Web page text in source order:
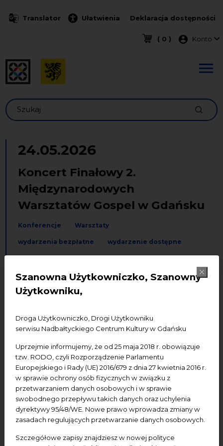
Szanowna Użytkowniczko, Szanowny
Użytkowniku,
Droga Użytkowniczko, Drogi Użytkowniku
serwisu Nadbałtyckiego Centrum Kultury w Gdańsku
Uprzejmie informujemy, że od 25 maja 2018 r. obowiązuje
tzw. RODO, czyli Rozporządzenie Parlamentu
Europejskiego i Rady (UE) 2016/679 z dnia 27 kwietnia 2016 r.
w sprawie ochrony osób fizycznych w związku z
przetwarzaniem danych osobowych i w sprawie
swobodnego przepływu takich danych oraz uchylenia
dyrektywy 95/48/WE. Nowe prawo wprowadza zmiany w
zasadach regulujących przetwarzanie danych osobowych.
Szczegółowe zapisy znajdziesz w nowej polityce
Translator Ułatwienia Deklaracja dostępności
( 0 ) Menu
Konto
Szukaj
24.05.2026
Koncert Finałowy 2.
Międzynarodowych
Warsztatów Gospel w Gdańsku
Konferencje Warsztaty
wydarzenia bezpłatne wydarzenie dostępne
Koncerty
Dodaj do kalendarza Google
Termin wydarzenia:24.05.2026,godz. 19:00-21:00
Wstęp:wolny - obowiązują bezpłatneWEJŚCIÓWKI
dostępne pod LINKIEM
Udogodnienia:parter
Na scenie zaprezentuje się ponad 100-osobowy chór
złożony z uczestników warsztatów gospel, którzy
podczas intensywnego weekendu będą